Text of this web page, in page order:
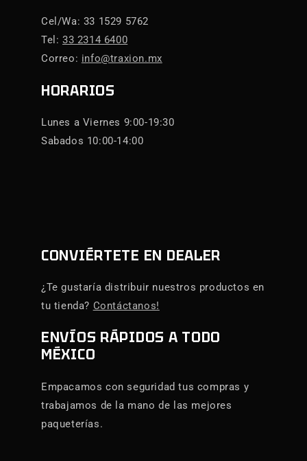
Cel/Wa: 33 1529 5762
Tel:33 2314 6400
Correo: info@traxion.mx
HORARIOS
Lunes a Viernes 9:00-19:30
Sabados 10:00-14:00
CONVIÉRTETE EN DEALER
¿Te gustaría distribuir nuestros productos en
tu tienda? Contáctanos!
ENVÍOS RÁPIDOS A TODO
MÉXICO
Empacamos con seguridad tus compras y
trabajamos de la mano de las mejores
paqueterías.